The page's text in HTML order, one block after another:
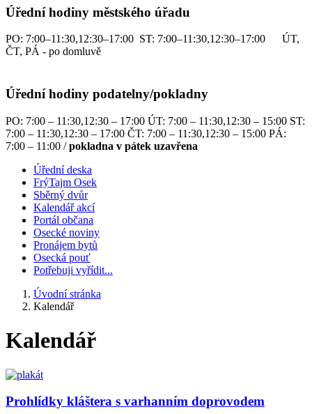
Úřední hodiny městského úřadu
PO: 7:00–11:30,12:30–17:00 ST: 7:00–11:30,12:30–17:00 ÚT,
ČT, PÁ - po domluvě
Úřední hodiny podatelny/pokladny
PO: 7:00 – 11:30,12:30 – 17:00 ÚT: 7:00 – 11:30,12:30 – 15:00 ST:
7:00 – 11:30,12:30 – 17:00 ČT: 7:00 – 11:30,12:30 – 15:00 PÁ:
7:00 – 11:00 /pokladna v pátek uzavřena
Úřední deska
FrýTajm Osek
Sběrný dvůr
Kalendář akcí
Portál občana
Osecké noviny
Pronájem bytů
Osecká pouť
Potřebuji vyřídit...
Úvodní stránka
Kalendář
Kalendář
Prohlídky kláštera s varhanním doprovodem